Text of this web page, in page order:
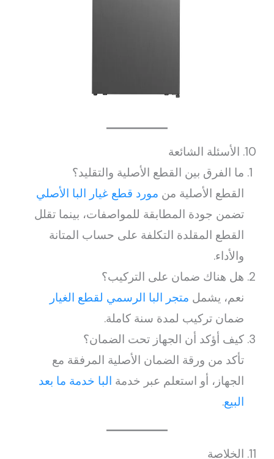
10. الأسئلة الشائعة
ما الفرق بين القطع الأصلية والتقليد؟
القطع الأصلية من مورد قطع غيار البا الأصلي
تضمن جودة المطابقة للمواصفات، بينما تقلل
القطع المقلدة التكلفة على حساب المتانة
والأداء.
هل هناك ضمان على التركيب؟
نعم، يشمل متجر البا الرسمي لقطع الغيار
ضمان تركيب لمدة سنة كاملة.
كيف أؤكد أن الجهاز تحت الضمان؟
تأكد من ورقة الضمان الأصلية المرفقة مع
الجهاز، أو استعلم عبر خدمة البا خدمة ما بعد
البيع.
11. الخلاصة